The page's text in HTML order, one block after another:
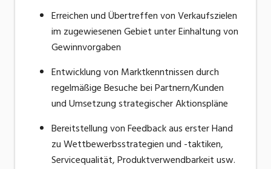
Erreichen und Übertreffen von Verkaufszielen
im zugewiesenen Gebiet unter Einhaltung von
Gewinnvorgaben
Entwicklung von Marktkenntnissen durch
regelmäßige Besuche bei Partnern/Kunden
und Umsetzung strategischer Aktionspläne
Bereitstellung von Feedback aus erster Hand
zuWettbewerbsstrategienund -taktiken,
Servicequalität,Produktverwendbarkeitusw.